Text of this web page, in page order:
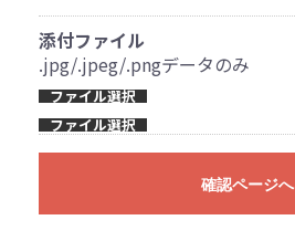
添付ファイル
.jpg/.jpeg/.pngデータのみ
ファイル選択
ファイル選択
確認ページへ